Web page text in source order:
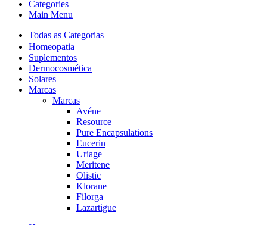
Categories
Main Menu
Todas as Categorias
Homeopatia
Suplementos
Dermocosmética
Solares
Marcas
Marcas
Avéne
Resource
Pure Encapsulations
Eucerin
Uriage
Meritene
Olistic
Klorane
Filorga
Lazartigue